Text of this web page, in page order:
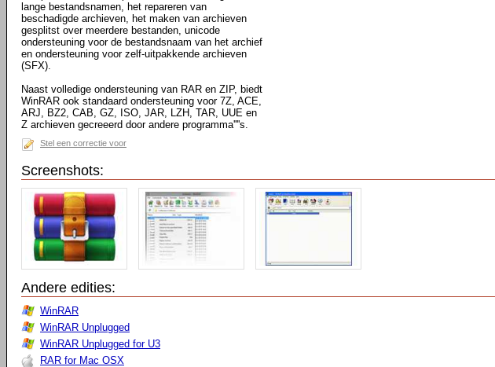
lange bestandsnamen, het repareren van
beschadigde archieven, het maken van archieven
gesplitst over meerdere bestanden, unicode
ondersteuning voor de bestandsnaam van het archief
en ondersteuning voor zelf-uitpakkende archieven
(SFX).
Naast volledige ondersteuning van RAR en ZIP, biedt
WinRAR ook standaard ondersteuning voor 7Z, ACE,
ARJ, BZ2, CAB, GZ, ISO, JAR, LZH, TAR, UUE en
Z archieven gecreeerd door andere programma''''s.
Stel een correctie voor
Screenshots:
Andere edities:
WinRAR
WinRAR Unplugged
WinRAR Unplugged for U3
RAR for Mac OSX